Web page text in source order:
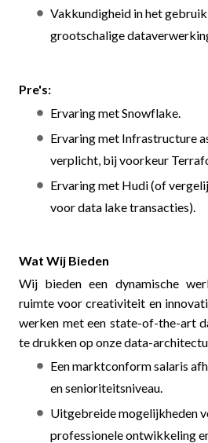
Vakkundigheid in het
grootschalige
Pre's:
Ervaring met Snowflake.
Ervaring met Infrastructure
verplicht, bij voorkeur
Ervaring met Hudi (of
voor data lake transacties).
Wat Wij Bieden
Wij bieden een dynamische
ruimte voor creativiteit en
werken met een state-of-the-art
te drukken op onze data-
Een marktconform salaris
en senioriteitsniveau.
Uitgebreide mogelijkheden
professionele ontwikkeling